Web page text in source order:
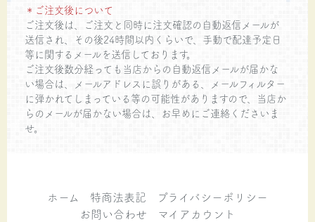
＊ご注文後について
ご注文後は、ご注文と同時に注文確認の自動返信メールが
送信され、その後24時間以内くらいで、手動で配達予定日
等に関するメールを送信しております。
ご注文後数分経っても当店からの自動返信メールが届かな
い場合は、メールアドレスに誤りがある、メールフィルター
に弾かれてしまっている等の可能性がありますので、当店か
らのメールが届かない場合は、お早めにご連絡くださいま
せ。
ホーム 特商法表記
プライバシーポリシー
お問い合わせ
マイアカウント